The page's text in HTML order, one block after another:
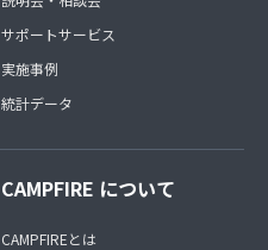
サポートサービス
実施事例
統計データ
CAMPFIRE について
CAMPFIREとは